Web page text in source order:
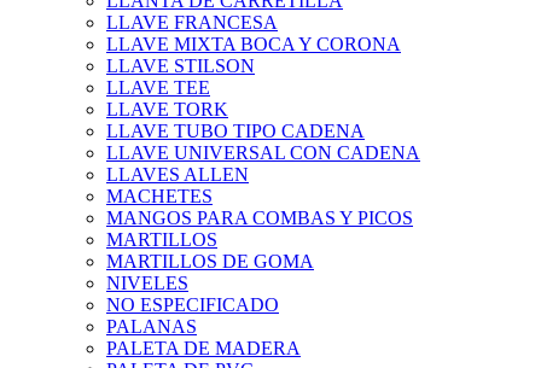
LLAVE FRANCESA
LLAVE MIXTA BOCA Y CORONA
LLAVE STILSON
LLAVE TEE
LLAVE TORK
LLAVE TUBO TIPO CADENA
LLAVE UNIVERSAL CON CADENA
LLAVES ALLEN
MACHETES
MANGOS PARA COMBAS Y PICOS
MARTILLOS
MARTILLOS DE GOMA
NIVELES
NO ESPECIFICADO
PALANAS
PALETA DE MADERA